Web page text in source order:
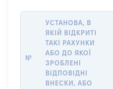
№
УСТАНОВА, В
ЯКІЙ ВІДКРИТІ
ТАКІ РАХУНКИ
АБО ДО ЯКОЇ
ЗРОБЛЕНІ
ВІДПОВІДНІ
ВНЕСКИ, АБО